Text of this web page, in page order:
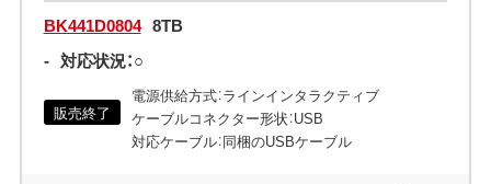
BK441D0804 8TB
- 対応状況：○
販売終了
電源供給方式：ラインインタラクティブ
ケーブルコネクター形状：USB
対応ケーブル：同梱のUSBケーブル